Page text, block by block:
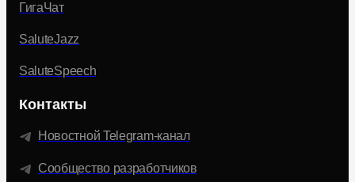
ГигаЧат
SaluteJazz
SaluteSpeech
Контакты
Новостной Telegram-канал
Сообщество разработчиков